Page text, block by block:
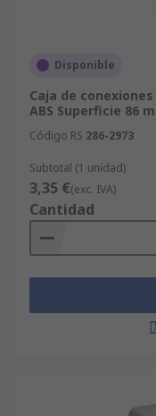
Disponible
Caja de conexiones
ABS Superficie 86
Código RS 286-2973
Subtotal (1 unidad)
3,35 €(exc. IVA)
Cantidad